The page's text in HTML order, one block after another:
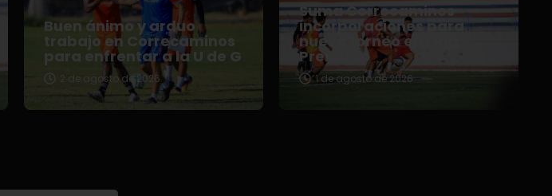
Buen ánimo y arduo
trabajo en Correcaminos
para enfrentar a la U de G
2 de agosto de 2026
Suma Correcaminos
incorporaciones para
nuevo torneo en Liga
Premier
1 de agosto de 2026